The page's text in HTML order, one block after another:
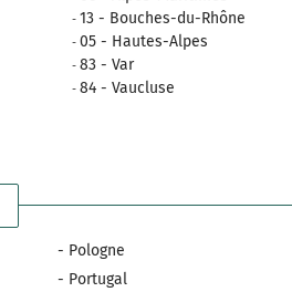
13 - Bouches-du-Rhône
05 - Hautes-Alpes
83 - Var
84 - Vaucluse
- Pologne
- Portugal